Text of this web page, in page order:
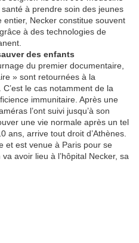
à prendre soin des jeunes
Necker constitue souvent
à des technologies de
des enfants
du premier documentaire,
» sont retournées à la
le cas notamment de la
immunitaire. Après une
l’ont suivi jusqu’à son
une vie normale après un tel
ans, arrive tout droit d’Athènes.
et est venue à Paris pour se
avoir lieu à l’hôpital Necker, sa